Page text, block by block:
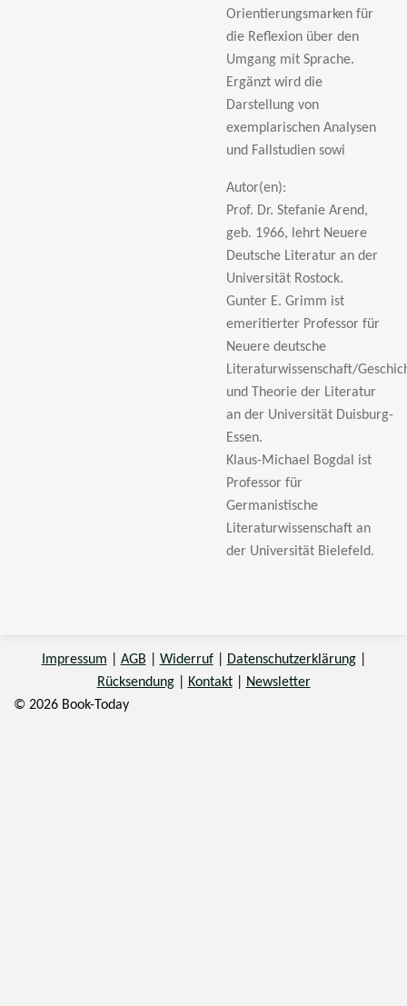
Orientierungsmarken für
die Reflexion über den
Umgang mit Sprache.
Ergänzt wird die
Darstellung von
exemplarischen Analysen
und Fallstudien sowi
Autor(en):
Prof. Dr. Stefanie Arend,
geb. 1966, lehrt Neuere
Deutsche Literatur an der
Universität Rostock.
Gunter E. Grimm ist
emeritierter Professor für
Neuere deutsche
Literaturwissenschaft/
und Theorie der Literatur
an der Universität Duisburg-
Essen.
Klaus-Michael Bogdal ist
Professor für
Germanistische
Literaturwissenschaft an
der Universität Bielefeld.
Impressum AGB Widerruf| Datenschutzerklärung|
Rücksendung| Kontakt|
Newsletter
© 2026 Book-Today